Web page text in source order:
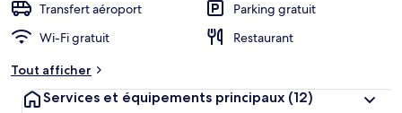
Transfert aéroport
Parking gratuit
Wi-Fi gratuit
Restaurant
Tout afficher
Services et équipements principaux (12)